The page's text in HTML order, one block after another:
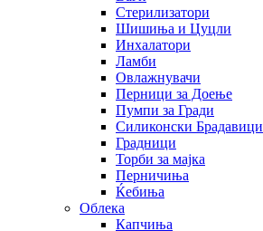
Стерилизатори
Шишиња и Цуцли
Инхалатори
Ламби
Овлажнувачи
Перници за Доење
Пумпи за Гради
Силиконски Брадавици
Градници
Торби за мајка
Перничиња
Ќебиња
Облека
Капчиња